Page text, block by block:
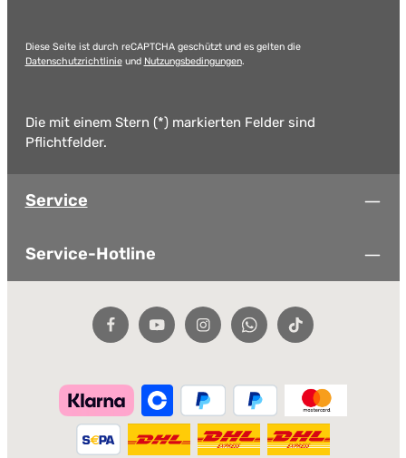
Diese Seite ist durch reCAPTCHA geschützt und es gelten die
Datenschutzrichtlinieund Nutzungsbedingungen.
Die mit einem Stern (*) markierten Felder sind
Pflichtfelder.
Service
Service-Hotline